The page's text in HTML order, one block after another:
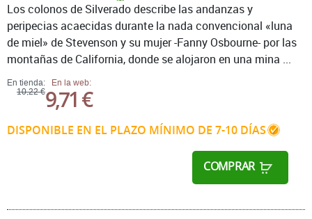
En tienda:
10,22 €
En la web:
9,71 €
DISPONIBLE EN EL PLAZO MÍNIMO DE 7-10 DÍAS
COMPRAR
Los colonos de Silverado describe las andanzas y
peripecias acaecidas durante la nada convencional «luna
de miel» de Stevenson y su mujer -Fanny Osbourne- por las
montañas de California, donde se alojaron en una mina ...